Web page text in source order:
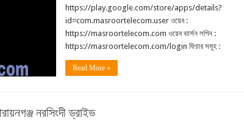
https://play.google.com/store/apps/details?
id=com.masroortelecom.user ওয়েব :
https://masroortelecom.com ওয়েব ভার্সন লগিন :
https://masroortelecom.com/login ফিচার সমূহ :
Read More »
নরসিংদী ড্রাইভ